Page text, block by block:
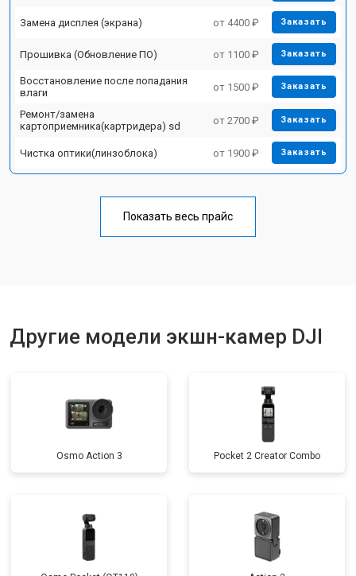
Замена дисплея (экрана) от 4400 ₽ Заказать
Прошивка (Обновление ПО) от 1100 ₽ Заказать
Восстановление после попадания
влаги
от 1500 ₽ Заказать
Ремонт/замена
картоприемника(картридера) sd
от 2700 ₽ Заказать
Чистка оптики(линзоблока) от 1900 ₽ Заказать
Показать весь прайс
Другие модели экшн-камер DJI
Osmo Action 3 Pocket 2 Creator Combo